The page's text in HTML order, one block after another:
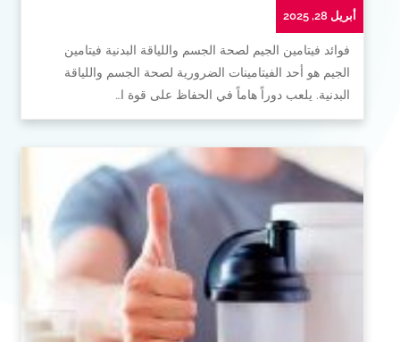
أبريل 28, 2025
فوائد فيتامين الجيم لصحة الجسم واللياقة البدنية فيتامين
الجيم هو أحد الفيتامينات الضرورية لصحة الجسم واللياقة
البدنية. يلعب دوراً هاماً في الحفاظ على قوة ا…